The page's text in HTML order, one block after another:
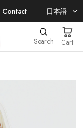
Contact 日本語
日本語
EN
Search Cart